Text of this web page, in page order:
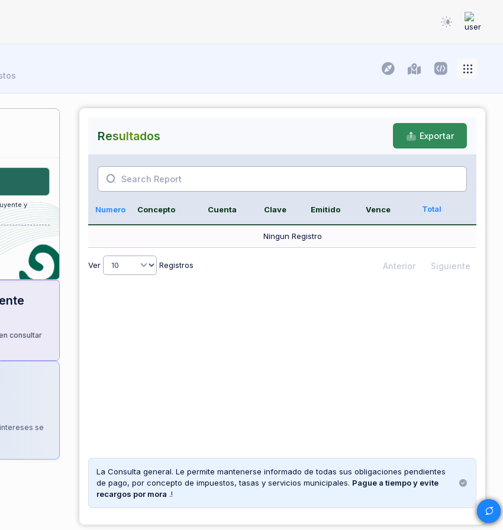
y
consultar
se
Resultados Exportar
Numero Concepto Cuenta Clave Emitido Vence Total
Ningun Registro
Ver Registros Anterior Siguiente
La Consulta general. Le permite mantenerse informado de todas sus obligaciones pendientes
de pago, por concepto de impuestos, tasas y servicios municipales. Pague a tiempo y evite
recargos por mora .!